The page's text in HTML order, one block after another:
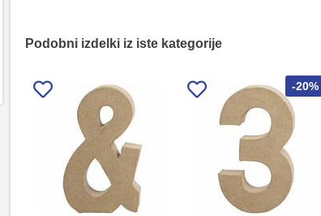
Podobni izdelki iz iste kategorije
-20%